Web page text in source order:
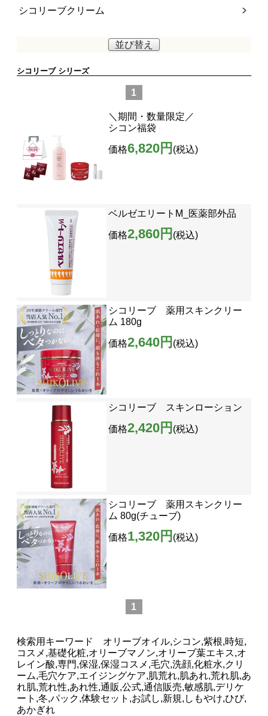
シコリーブクリーム
並び替え
シコリーブ シリーズ
1
＼期間・数量限定／
シコン福袋
価格6,820円 (税込)
ベルゼエリートM_医薬部外品
価格2,860円 (税込)
シコリーブ 薬用スキンクリー
ム 180g
価格2,640円 (税込)
シコリーブ スキンローション
価格2,420円 (税込)
シコリーブ 薬用スキンクリー
ム 80g(チューブ)
価格1,320円 (税込)
1
検索用キーワード オリーブオイル,シコン,紫根,時短,
コスメ,基礎化粧,オリーブマノン,オリーブ葉エキス,オ
レイン酸,専門,保湿,保湿コスメ,毛穴,洗顔,化粧水,クリ
ーム,毛穴ケア,エイジングケア,肌荒れ,肌あれ,荒れ肌,あ
れ肌,荒れ性,あれ性,通販,公式,通信販売,敏感肌,デリケ
ート,冬,パック,体験セット,お試し,新規,しもやけ,ひび,
あかぎれ